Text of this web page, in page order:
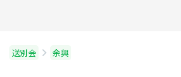
送別会 余興